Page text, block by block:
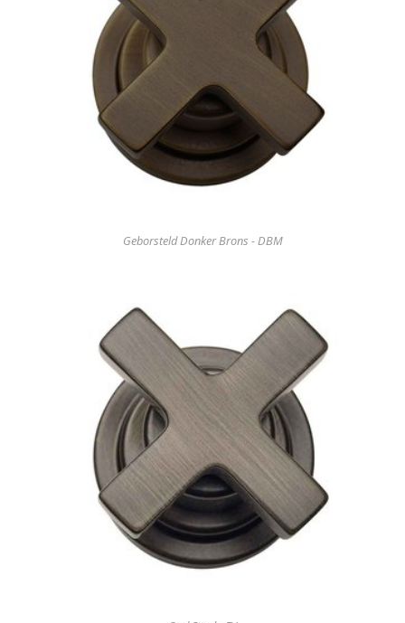
Geborsteld Donker Brons - DBM